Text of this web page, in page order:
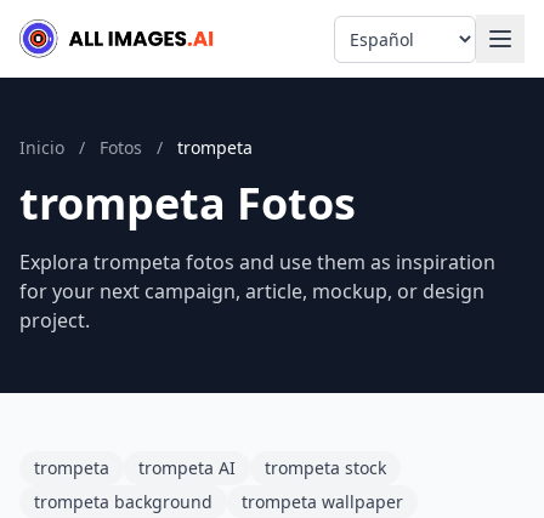
Language
Inicio / Fotos / trompeta
trompeta Fotos
Explora trompeta fotos and use them as inspiration
for your next campaign, article, mockup, or design
project.
trompeta trompeta AI
trompeta stock
trompeta background
trompeta wallpaper